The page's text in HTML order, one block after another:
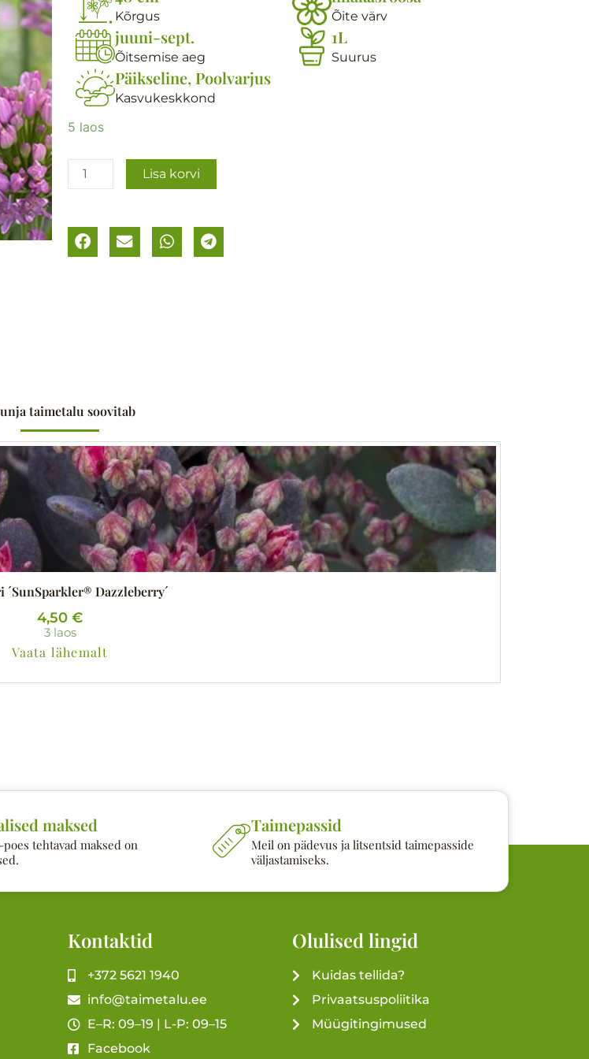
Kõrgus
juuni-sept.
Õitsemise aeg
Päikseline, Poolvarjus
Kasvukeskkond
Õite värv
1L
Suurus
5 laos
Hübriidlauk
´Millennium
´
Lisa korvi
taimetalu soovitab
´SunSparkler® Dazzleberry´
4,50 €
3 laos
Vaata lähemalt
maksed
tehtavad maksed on
Taimepassid
Meil on pädevus ja litsentsid taimepasside
väljastamiseks.
Kontaktid
+372 5621 1940
info@taimetalu.ee
E–R: 09–19 | L-P: 09–15
Facebook
Olulised lingid
Kuidas tellida?
Privaatsuspoliitika
Müügitingimused